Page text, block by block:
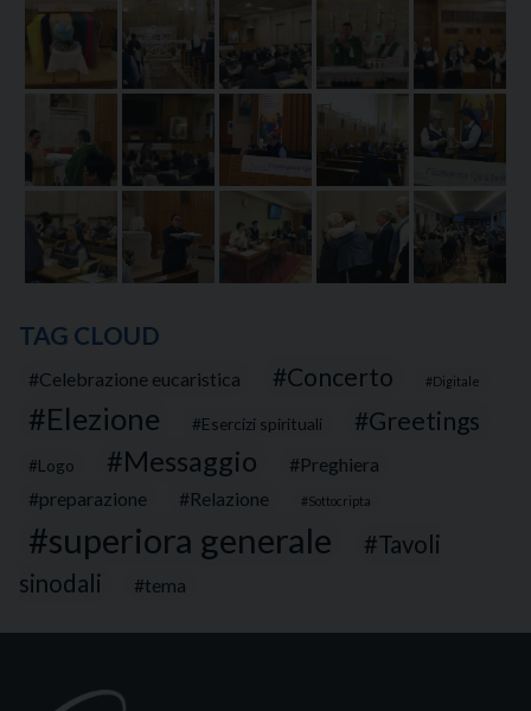
TAG CLOUD
Celebrazione eucaristica Concerto Digitale
Elezione Esercizi spirituali Greetings
Logo Messaggio
Preghiera
preparazione
Relazione Sottocripta
superiora generale
Tavoli
sinodali
tema